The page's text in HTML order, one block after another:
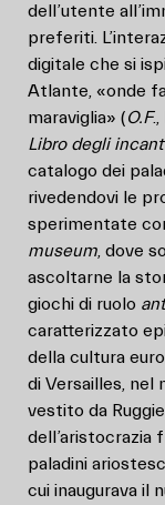
dell’utente
preferiti.
digitale che si
Atlante, «onde
maraviglia» (O.F
Libro degli
catalogo dei
rivedendovi le
sperimentate
museum, dove
ascoltarne la
giochi di ruolo
caratterizzato
della cultura
di Versailles, nel
vestito da
dell’aristocrazia
paladini
cui inaugurava il